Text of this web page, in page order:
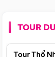
TOUR
Tour Thổ